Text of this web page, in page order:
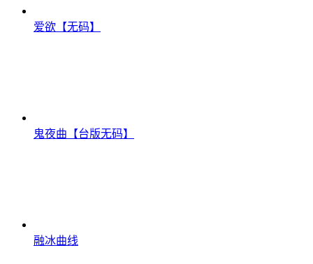
爱欲【无码】
鬼夜曲【台版无码】
融冰曲线